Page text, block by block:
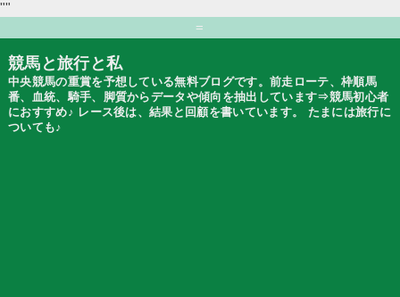
""
=
競馬と旅行と私
中央競馬の重賞を予想している無料ブログです。前走ローテ、枠順馬
番、血統、騎手、脚質からデータや傾向を抽出しています⇒競馬初心者
におすすめ♪ レース後は、結果と回顧を書いています。 たまには旅行に
ついても♪